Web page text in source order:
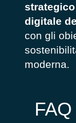
digitale
con gli
moderna.
FAQ